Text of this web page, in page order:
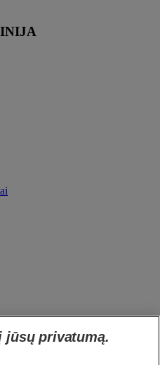
Combined Shape
jūsų privatumą.